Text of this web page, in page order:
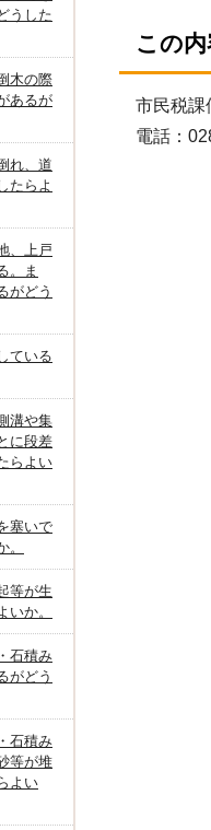
この
市民税課
電話：
うした
木の際
あるが
れ、道
たらよ
、上戸
。ま
がどう
ている
溝や集
に段差
らよい
塞いで
等が生
いか。
石積み
がどう
石積み
等が堆
よい